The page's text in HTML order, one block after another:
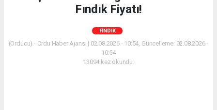
Fındık Fiyatı!
FINDIK
(Orducu) - Ordu Haber Ajansı | 02.08.2026 - 10:54, Güncelleme: 02.08.2026 -
10:54
13094 kez okundu.